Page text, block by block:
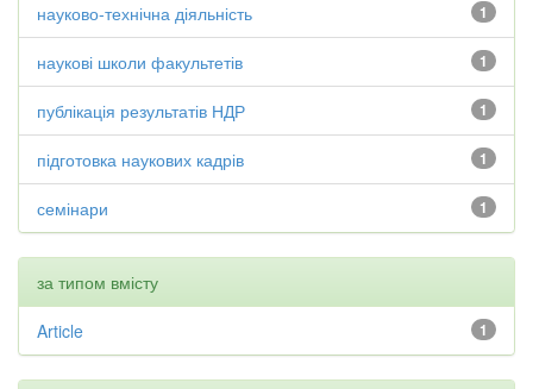
1
науково-технічна діяльність
1
наукові школи факультетів
1
публікація результатів НДР
1
підготовка наукових кадрів
1
семінари
за типом вмісту
1
Article